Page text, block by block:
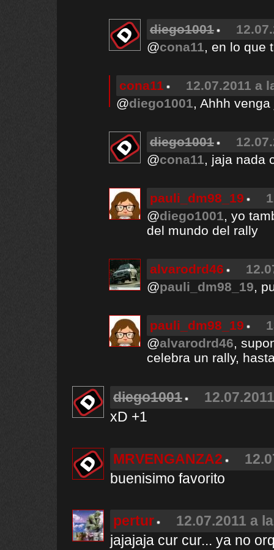
diego1001
@cona11, en lo que
cona11
12.07.2011 a
@diego1001, Ahhh
diego1001
@cona11, jaja nada
pauli_dm98_19
@diego1001, yo
del mundo del rally
alvarodrd46
@pauli_dm98_19,
pauli_dm98_19
@alvarodrd46,
celebra un rally,
diego1001
xD +1
MRVENGANZA2
buenisimo favorito
pertur
12.07.2011 a
jajajaja cur cur... ya no